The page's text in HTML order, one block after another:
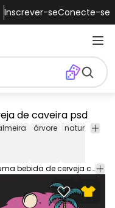
Inscrever-seConecte-se
de caveira psd
árvore natureza
Incrível camiseta psd que apresenta uma bebida de cerveja com uma caveira dentro. T-shirt pronta para impressão design PSD para vender produtos em PODs. Este design de camiseta também vem com PNG transparente.